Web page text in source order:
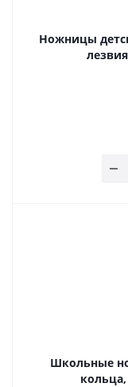
Ножницы
Школьные